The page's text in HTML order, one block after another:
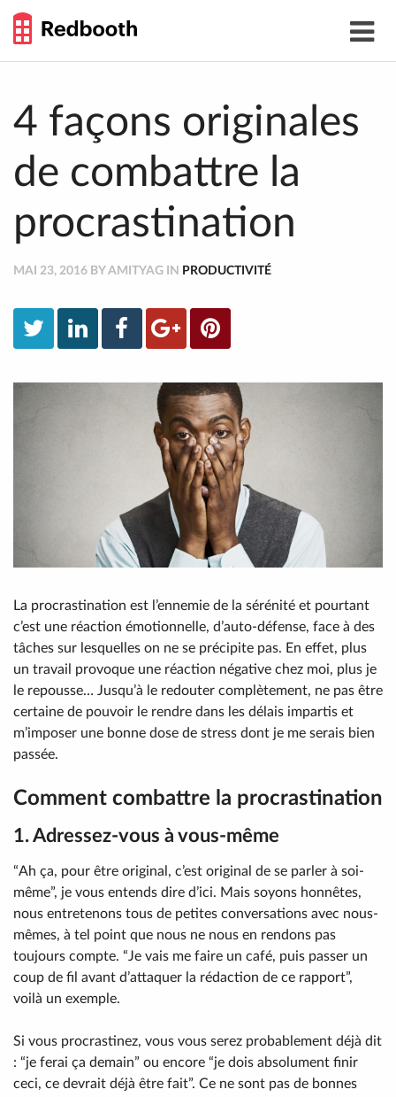
Toggle
GUIDE
4 façons originales
de combattre la
procrastination
MAI 23, 2016 BY AMITYAG IN PRODUCTIVITÉ
La procrastination est l’ennemie de la sérénité et pourtant
c’est une réaction émotionnelle, d’auto-défense, face à des
tâches sur lesquelles on ne se précipite pas. En effet, plus
un travail provoque une réaction négative chez moi, plus je
le repousse… Jusqu’à le redouter complètement, ne pas être
certaine de pouvoir le rendre dans les délais impartis et
m’imposer une bonne dose de stress dont je me serais bien
passée.
Comment combattre la procrastination
1. Adressez-vous à vous-même
“Ah ça, pour être original, c’est original de se parler à soi-
même”, je vous entends dire d’ici. Mais soyons honnêtes,
nous entretenons tous de petites conversations avec nous-
mêmes, à tel point que nous ne nous en rendons pas
toujours compte. “Je vais me faire un café, puis passer un
coup de fil avant d’attaquer la rédaction de ce rapport”,
voilà un exemple.
Si vous procrastinez, vous vous serez probablement déjà dit
: “je ferai ça demain” ou encore “je dois absolument finir
ceci, ce devrait déjà être fait”. Ce ne sont pas de bonnes